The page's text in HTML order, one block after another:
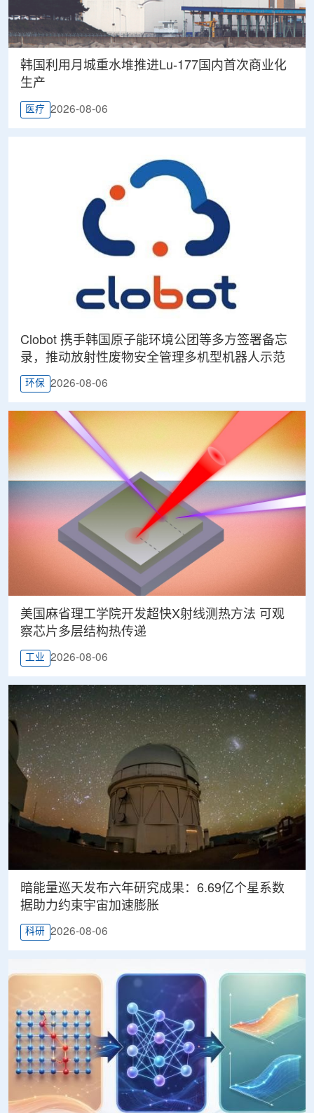
韩国利用月城重水堆推进Lu-177国内首次商业化
生产
医疗 2026-08-06
Clobot 携手韩国原子能环境公团等多方签署备忘
录，推动放射性废物安全管理多机型机器人示范
环保 2026-08-06
美国麻省理工学院开发超快X射线测热方法 可观
察芯片多层结构热传递
工业 2026-08-06
暗能量巡天发布六年研究成果：6.69亿个星系数
据助力约束宇宙加速膨胀
科研 2026-08-06